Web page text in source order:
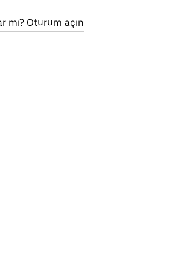
mı? Oturum açın